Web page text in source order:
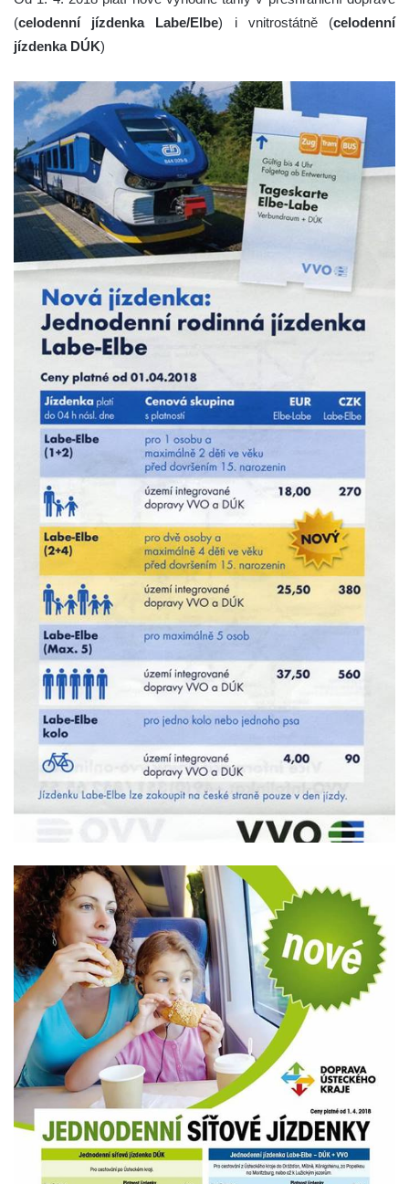
(celodenní jízdenka Labe/Elbe) i vnitrostátně (celodenní
jízdenka DÚK)